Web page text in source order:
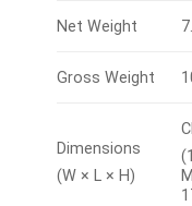
Net Weight
Gross Weight
Dimensions
(W × L × H)